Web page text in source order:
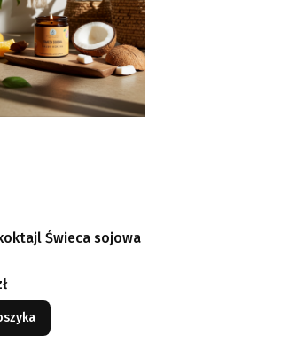
Świeca sojowa